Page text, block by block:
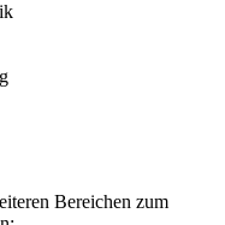
Bereichen zum